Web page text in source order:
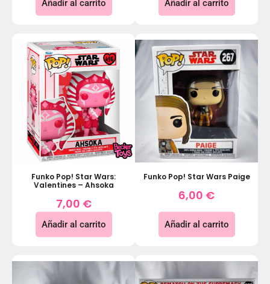
Añadir al carrito Añadir al carrito
Funko Pop! Star Wars:
Valentines – Ahsoka
7,00 €
Añadir al carrito
Funko Pop! Star Wars Paige
6,00 €
Añadir al carrito